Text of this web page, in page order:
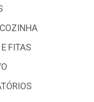
FITAS